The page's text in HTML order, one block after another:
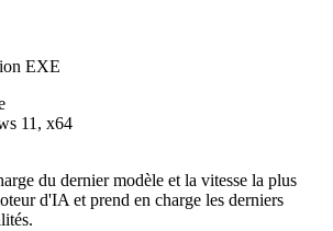
EXE
11, x64
du dernier modèle et la vitesse la plus
d'IA et prend en charge les derniers